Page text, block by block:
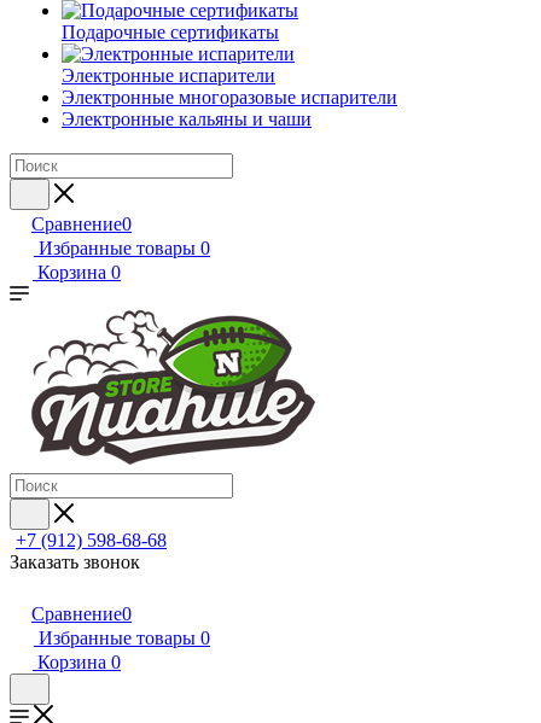
Подарочные сертификаты
Электронные испарители
Электронные многоразовые испарители
Электронные кальяны и чаши
Сравнение0
Избранные товары 0
Корзина 0
+7 (912) 598-68-68
Заказать звонок
Сравнение0
Избранные товары 0
Корзина 0